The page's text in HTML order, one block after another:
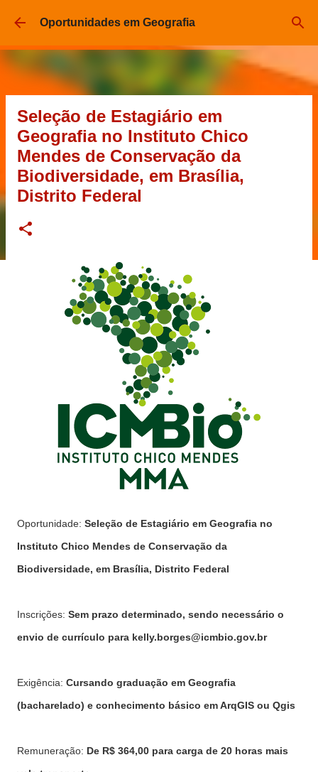
Pular para o conteúdo principal
Oportunidades em Geografia
Seleção de Estagiário em
Geografia no Instituto Chico
Mendes de Conservação da
Biodiversidade, em Brasília,
Distrito Federal
Oportunidade: Seleção de Estagiário em Geografia no
Instituto Chico Mendes de Conservação da
Biodiversidade, em Brasília, Distrito Federal
Inscrições: Sem prazo determinado, sendo necessário o
envio de currículo para kelly.borges@icmbio.gov.br
Exigência: Cursando graduação em Geografia
(bacharelado) e conhecimento básico em ArqGIS ou Qgis
Remuneração: De R$ 364,00 para carga de 20 horas mais